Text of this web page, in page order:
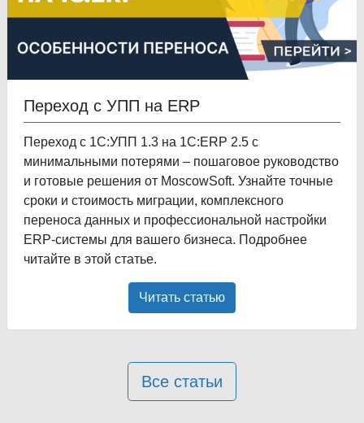
Переход с УПП на ERP
Переход с 1С:УПП 1.3 на 1С:ERP 2.5 с
минимальными потерями – пошаговое руководство
и готовые решения от MoscowSoft. Узнайте точные
сроки и стоимость миграции, комплексного
переноса данных и профессиональной настройки
ERP-системы для вашего бизнеса. Подробнее
читайте в этой статье.
Читать статью
Все статьи